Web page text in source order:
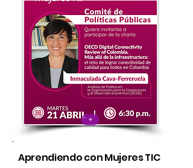
+
Aprendiendo con Mujeres TIC